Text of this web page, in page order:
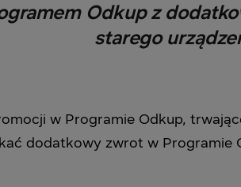
Odkup z
starego
w Programie Odkup,
dodatkowy zwrot w Programie